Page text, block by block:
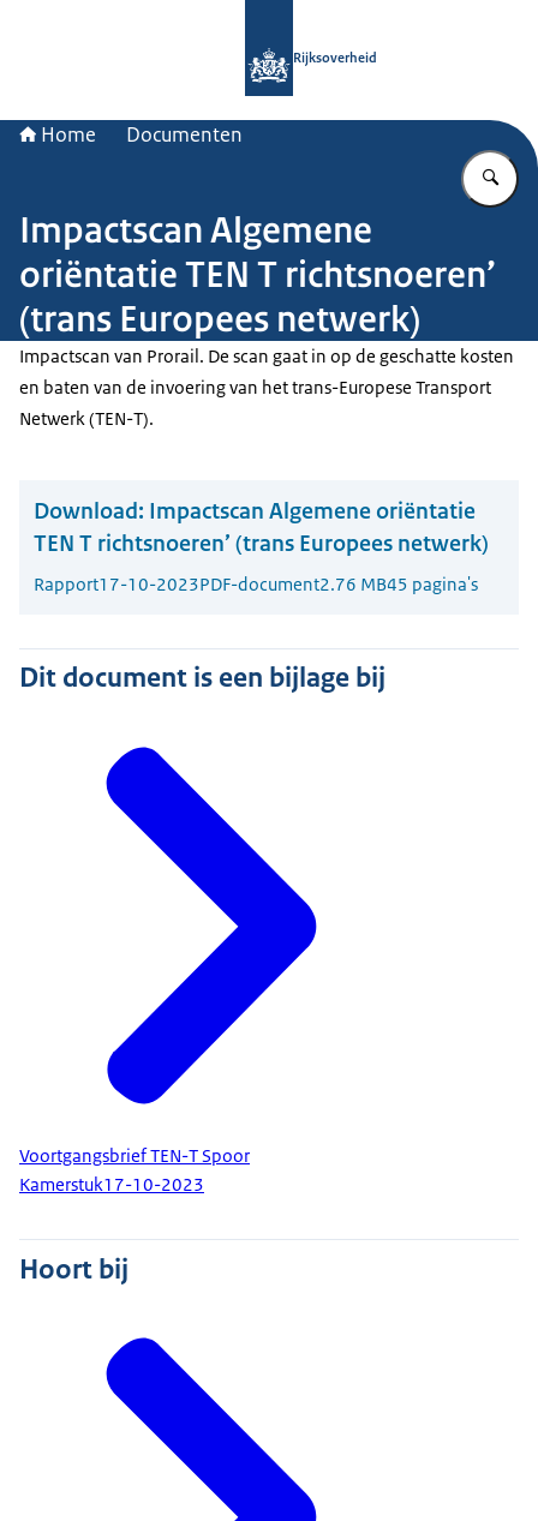
Rijksoverheid
Home Documenten
Impactscan Algemene
oriëntatie TEN T richtsnoeren’
(trans Europees netwerk)
Impactscan van Prorail. De scan gaat in op de geschatte kosten
en baten van de invoering van het trans-Europese Transport
Netwerk (TEN-T).
Download: Impactscan Algemene oriëntatie
TEN T richtsnoeren’ (trans Europees netwerk)
Rapport17-10-2023PDF-document2.76 MB45 pagina's
Dit document is een bijlage bij
Voortgangsbrief TEN-T Spoor
Kamerstuk17-10-2023
Hoort bij